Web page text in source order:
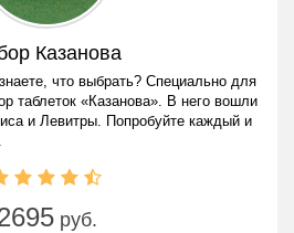
Казанова
что выбрать? Специально для
таблеток «Казанова». В него вошли
и Левитры. Попробуйте каждый и
руб.